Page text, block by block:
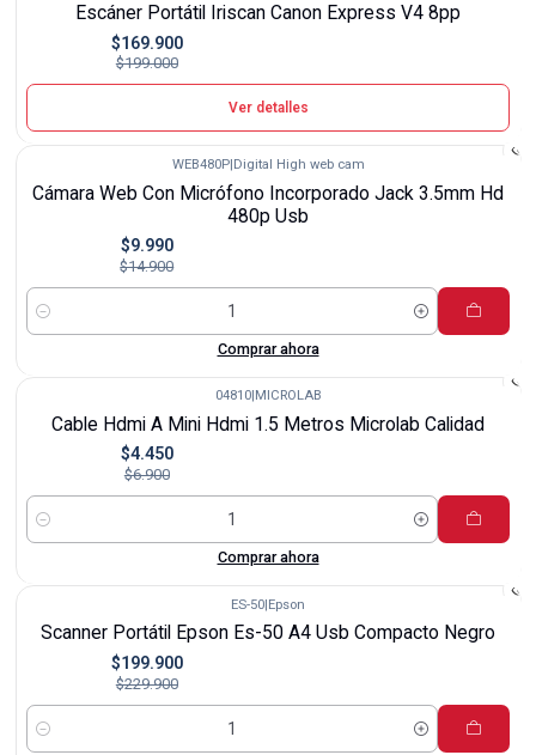
AgotadoEscáner Portátil Iriscan Canon Express V4 8pp
$169.900
$199.000
Ver detalles
WEB480P| Digital High web cam
Cámara Web Con Micrófono Incorporado Jack 3.5mm Hd
480p Usb
$9.990
$14.900
Cantidad
Comprar ahora
04810| MICROLAB
Cable Hdmi A Mini Hdmi 1.5 Metros Microlab Calidad
$4.450
$6.900
Cantidad
Comprar ahora
ES-50|Epson
Scanner Portátil Epson Es-50 A4 Usb Compacto Negro
$199.900
$229.900
Cantidad